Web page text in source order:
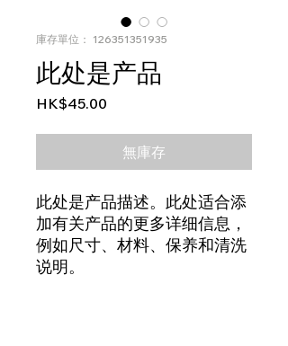
庫存單位： 126351351935
此处是产品
HK$45.00
無庫存
此处是产品描述。此处适合添
加有关产品的更多详细信息，
例如尺寸、材料、保养和清洗
说明。